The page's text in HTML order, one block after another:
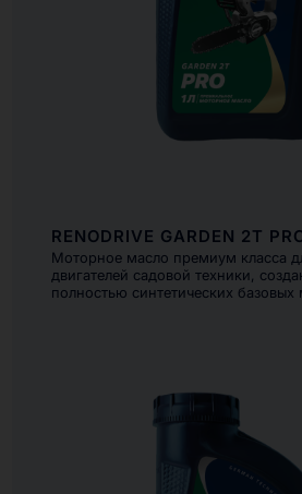
RENODRIVE GARDEN 2T
Моторное масло премиум класса
двигателей садовой техники,
полностью синтетических базовых